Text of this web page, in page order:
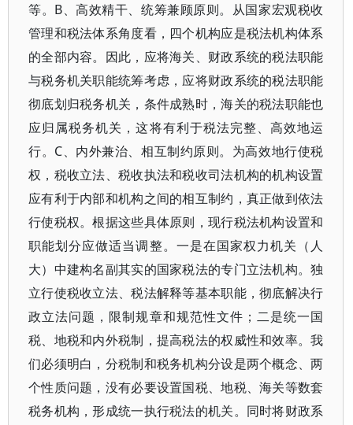
等。B、高效精干、统筹兼顾原则。从国家宏观税收
管理和税法体系角度看，四个机构应是税法机构体系
的全部内容。因此，应将海关、财政系统的税法职能
与税务机关职能统筹考虑，应将财政系统的税法职能
彻底划归税务机关，条件成熟时，海关的税法职能也
应归属税务机关，这将有利于税法完整、高效地运
行。C、内外兼治、相互制约原则。为高效地行使税
权，税收立法、税收执法和税收司法机构的机构设置
应有利于内部和机构之间的相互制约，真正做到依法
行使税权。根据这些具体原则，现行税法机构设置和
职能划分应做适当调整。一是在国家权力机关（人
大）中建构名副其实的国家税法的专门立法机构。独
立行使税收立法、税法解释等基本职能，彻底解决行
政立法问题，限制规章和规范性文件；二是统一国
税、地税和内外税制，提高税法的权威性和效率。我
们必须明白，分税制和税务机构分设是两个概念、两
个性质问题，没有必要设置国税、地税、海关等数套
税务机构，形成统一执行税法的机关。同时将财政系